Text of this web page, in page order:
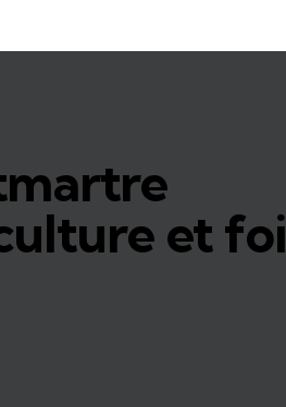
et foi